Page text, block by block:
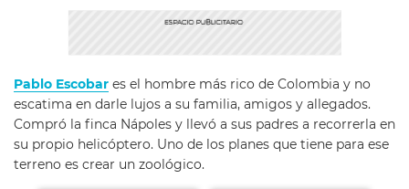
Pablo Escobar es el hombre más rico de Colombia y no
escatima en darle lujos a su familia, amigos y allegados.
Compró la finca Nápoles y llevó a sus padres a recorrerla en
su propio helicóptero. Uno de los planes que tiene para ese
terreno es crear un zoológico.